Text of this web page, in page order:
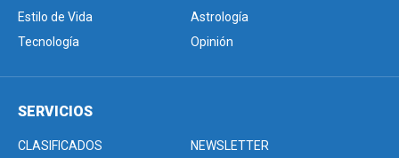
Estilo de Vida
Astrología
Tecnología
Opinión
SERVICIOS
CLASIFICADOS
NEWSLETTER